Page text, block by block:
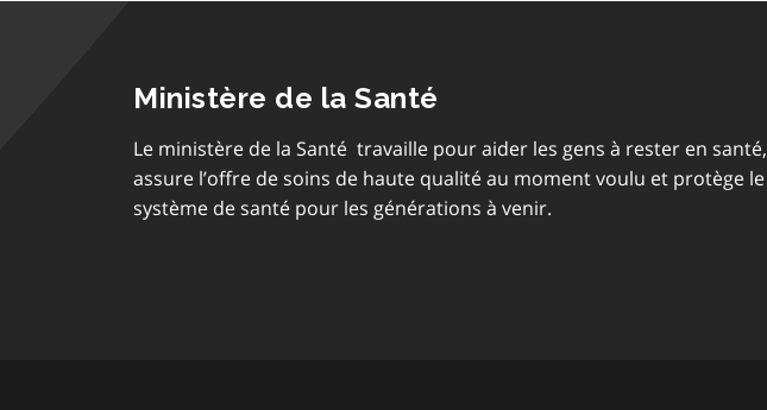
Ministère de la Santé
Le ministère de la Santé travaille pour aider les gens à rester en santé,
assure l’offre de soins de haute qualité au moment voulu et protège le
système de santé pour les générations à venir.